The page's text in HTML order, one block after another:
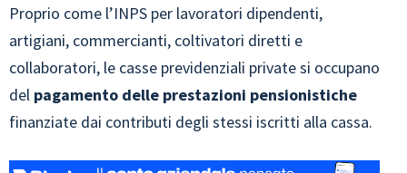
Proprio come l’INPS per lavoratori dipendenti,
artigiani, commercianti, coltivatori diretti e
collaboratori, le casse previdenziali private si occupano
del pagamento delle prestazioni pensionistiche
finanziate dai contributi degli stessi iscritti alla cassa.